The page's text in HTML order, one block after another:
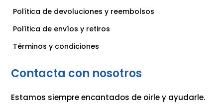
Política de devoluciones y reembolsos
Política de envíos y retiros
Términos y condiciones
Contacta con nosotros
Estamos siempre encantados de oirle y ayudarle.